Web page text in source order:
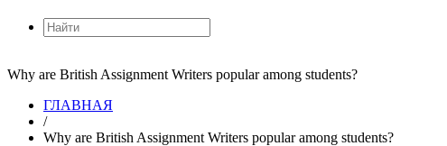
Why are British Assignment Writers popular among students?
ГЛАВНАЯ
/
Why are British Assignment Writers popular among students?